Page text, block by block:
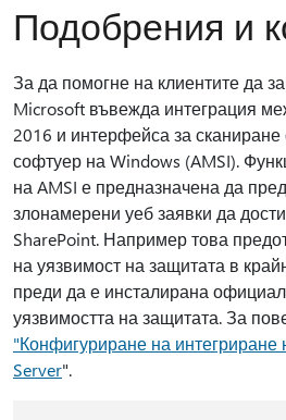
Подобрения и
За да помогне на клиентите да
Microsoft въвежда интеграция
2016 и интерфейса за
софтуер на Windows (AMSI).
на AMSI е предназначена да
злонамерени уеб заявки да
SharePoint. Например това
на уязвимост на защитата в
преди да е инсталирана
уязвимостта на защитата. За
"Конфигуриране на интегриране
Server".